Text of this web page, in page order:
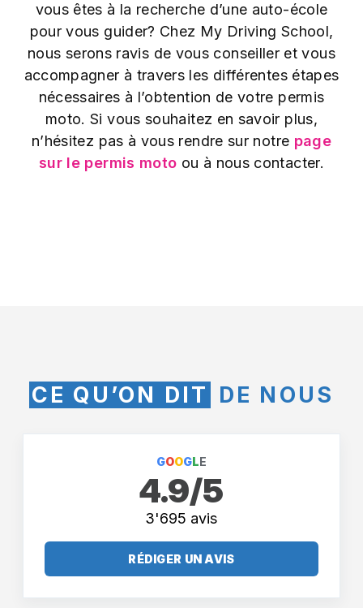
vous êtes à la recherche d’une auto-école
pour vous guider? Chez My Driving School,
nous serons ravis de vous conseiller et vous
accompagner à travers les différentes étapes
nécessaires à l’obtention de votre permis
moto. Si vous souhaitez en savoir plus,
n’hésitez pas à vous rendre sur notre page
sur le permis moto ou à nous contacter.
CE QU’ON DIT DE NOUS
GOOGLE
4.9/5
3'695 avis
RÉDIGER UN AVIS